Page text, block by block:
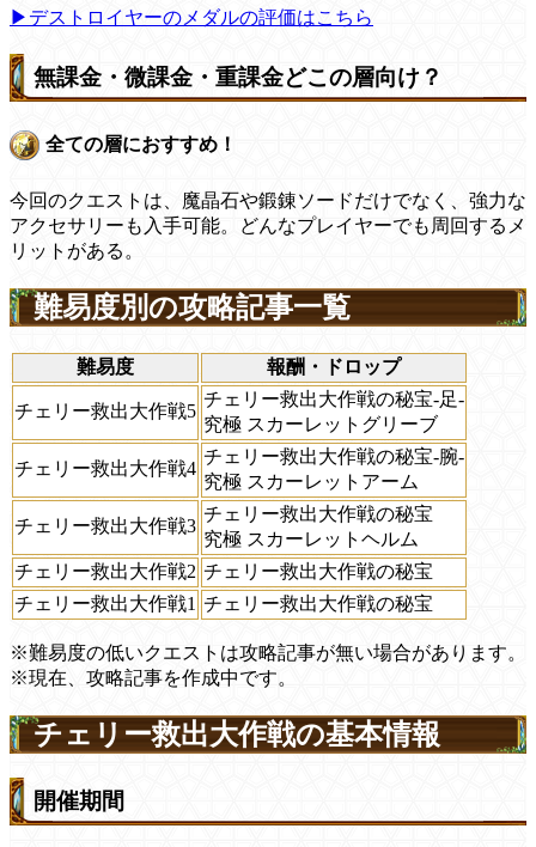
▶デストロイヤーのメダルの評価はこちら
無課金・微課金・重課金どこの層向け？
全ての層におすすめ！
今回のクエストは、魔晶石や鍛錬ソードだけでなく、強力な
アクセサリーも入手可能。どんなプレイヤーでも周回するメ
リットがある。
難易度別の攻略記事一覧
難易度 報酬・ドロップ
チェリー救出大作戦5
チェリー救出大作戦の秘宝-足-
究極 スカーレットグリーブ
チェリー救出大作戦4
チェリー救出大作戦の秘宝-腕-
究極 スカーレットアーム
チェリー救出大作戦3
チェリー救出大作戦の秘宝
究極 スカーレットヘルム
チェリー救出大作戦2 チェリー救出大作戦の秘宝
チェリー救出大作戦1 チェリー救出大作戦の秘宝
※難易度の低いクエストは攻略記事が無い場合があります。
※現在、攻略記事を作成中です。
チェリー救出大作戦の基本情報
開催期間